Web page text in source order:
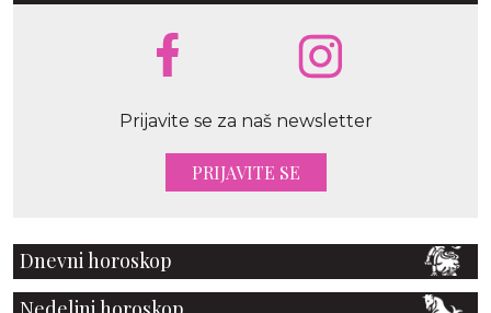
Prijavite se za naš newsletter
PRIJAVITE SE
Dnevni horoskop